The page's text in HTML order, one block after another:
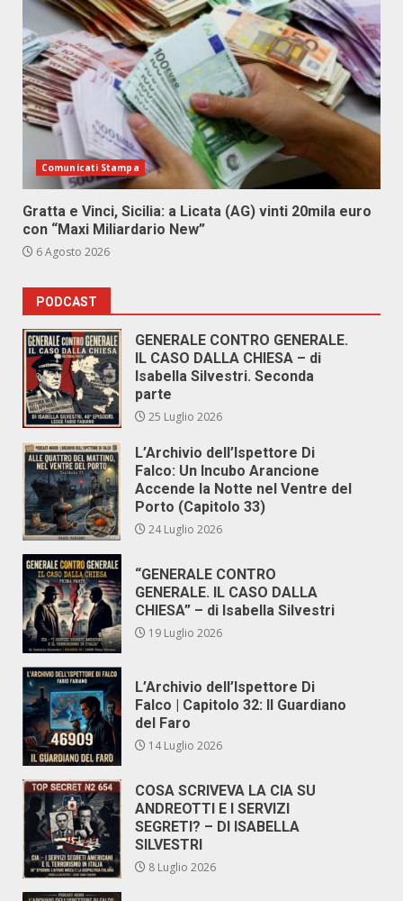
Comunicati Stampa
Gratta e Vinci, Sicilia: a Licata (AG) vinti 20mila euro
con “Maxi Miliardario New”
6 Agosto 2026
PODCAST
GENERALE CONTRO GENERALE.
IL CASO DALLA CHIESA – di
Isabella Silvestri. Seconda
parte
25 Luglio 2026
L’Archivio dell’Ispettore Di
Falco: Un Incubo Arancione
Accende la Notte nel Ventre del
Porto (Capitolo 33)
24 Luglio 2026
“GENERALE CONTRO
GENERALE. IL CASO DALLA
CHIESA” – di Isabella Silvestri
19 Luglio 2026
L’Archivio dell’Ispettore Di
Falco | Capitolo 32: Il Guardiano
del Faro
14 Luglio 2026
COSA SCRIVEVA LA CIA SU
ANDREOTTI E I SERVIZI
SEGRETI? – DI ISABELLA
SILVESTRI
8 Luglio 2026